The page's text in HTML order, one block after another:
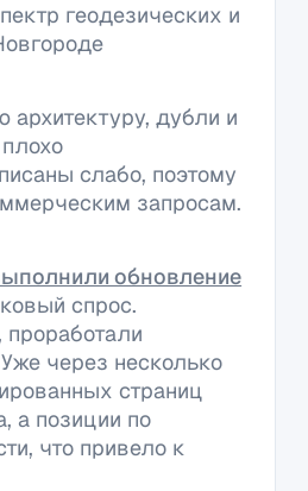
геодезических и
архитектуру, дубли и
слабо, поэтому
запросам.
обновление
спрос.
через несколько
страниц
а позиции по
что привело к